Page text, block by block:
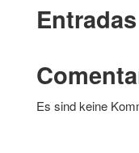
Es sind keine